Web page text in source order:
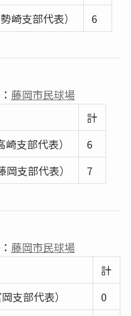
勢崎支部代表） 6
藤岡市民球場
計
支部代表）
6
支部代表）
7
藤岡市民球場
計
支部代表）
0